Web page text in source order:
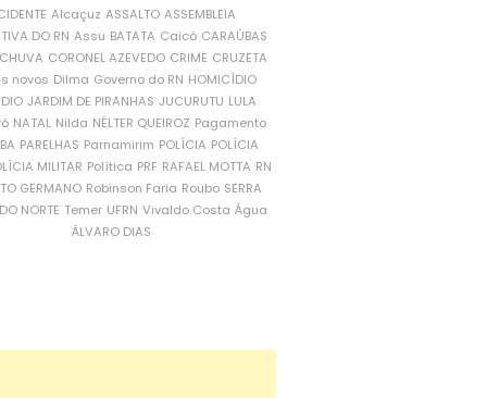
Alcaçuz ASSALTO ASSEMBLEIA
DO RN Assu BATATA Caicó CARAÚBAS
CORONEL AZEVEDO CRIME CRUZETA
novos Dilma Governo do RN HOMICÍDIO
JARDIM DE PIRANHAS JUCURUTU LULA
NATAL Nilda NÉLTER QUEIROZ Pagamento
PARELHAS Parnamirim POLÍCIA POLÍCIA
MILITAR Política PRF RAFAEL MOTTA RN
GERMANO Robinson Faria Roubo SERRA
NORTE Temer UFRN Vivaldo Costa Água
ÁLVARO DIAS